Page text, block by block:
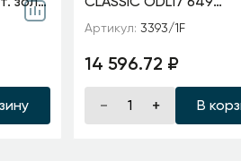
мат.золото/абажур
хрусталь Торшер E14
Артикул: 3393/1F
14 596.72 ₽
В